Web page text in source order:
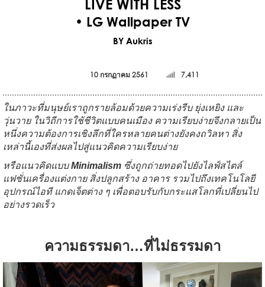
LIVE WITH LESS
• LG Wallpaper TV
BY Aukris
10 กรกฏาคม 2561 7,411
ในภาวะที่มนุษย์เราถูกรายล้อมด้วยความเร่งรีบ ยุ่งเหยิง และ
วุ่นวาย ในวิถีการใช้ชีวิตแบบคนเมือง ความเรียบง่ายจึงกลายเป็น
หนึ่งความต้องการเชิงลึกที่ใครหลายคนต่างยังคงถวิลหา สิ่ง
เหล่านี้เองที่ส่งผลไปสู่แนวคิดความเรียบง่าย
หรือแนวคิดแบบMinimalism ซึ่งถูกถ่ายทอดไปยังไลฟ์สไตล์
แฟชั่นเครื่องแต่งกาย สิ่งปลูกสร้าง อาคาร รวมไปถึงเทคโนโลยี
อุปกรณ์ไอที แกดเจ็ตต่าง ๆ เพื่อตอบรับกับกระแสโลกที่เปลี่ยนไป
อย่างรวดเร็ว
ความธรรมดา…ที่ไม่ธรรมดา